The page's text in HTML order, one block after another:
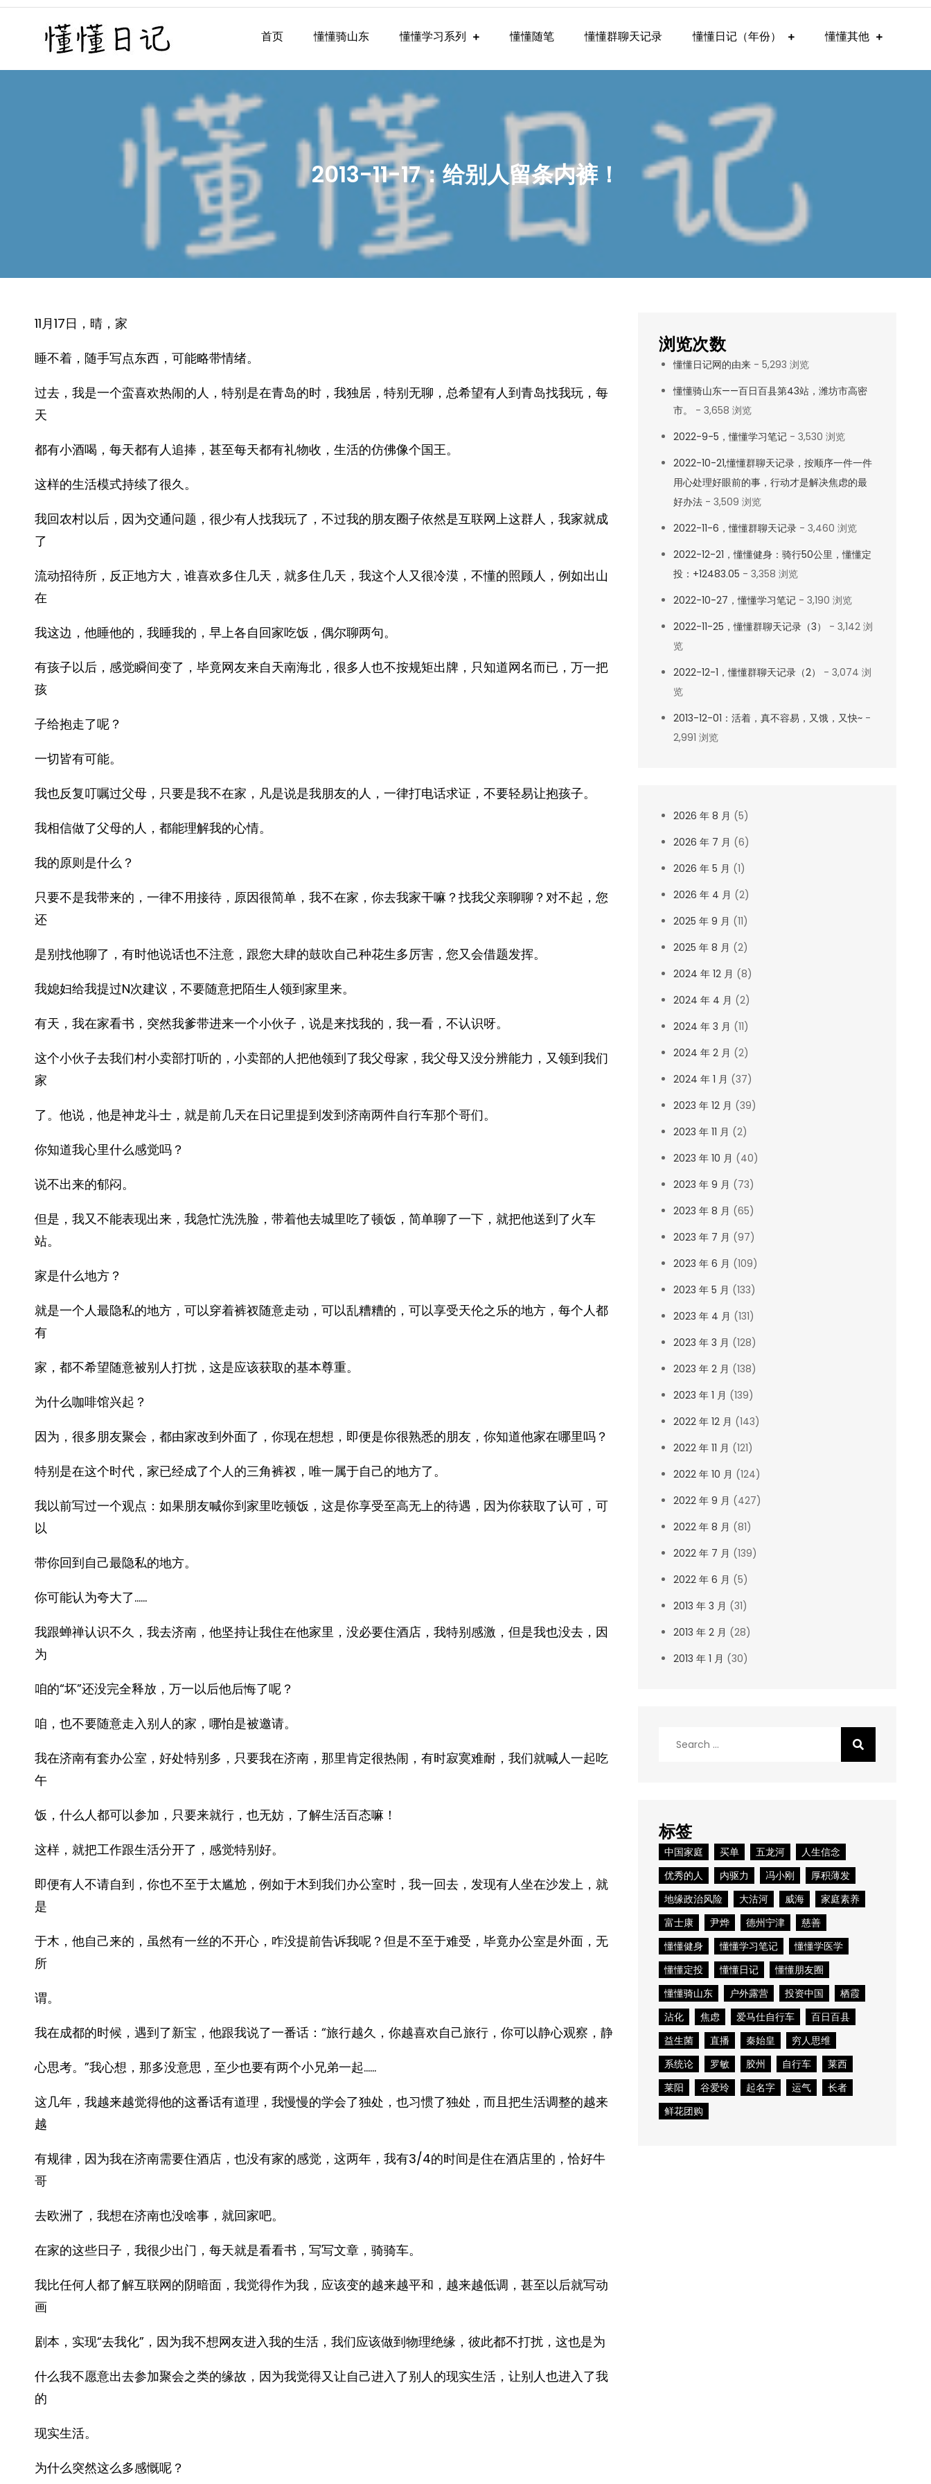
Skip
懂懂日记
懂懂日记网每天同步更新懂懂学习群内容
首页 懂懂骑山东 懂懂学习系列 懂懂随笔 懂懂群聊天记录 懂懂日记（年份） 懂懂其他
2013-11-17：给别人留条内裤！
11月17日，晴，家
睡不着，随手写点东西，可能略带情绪。
过去，我是一个蛮喜欢热闹的人，特别是在青岛的时，我独居，特别无聊，总希望有人到青岛找我玩，每
天
都有小酒喝，每天都有人追捧，甚至每天都有礼物收，生活的仿佛像个国王。
这样的生活模式持续了很久。
我回农村以后，因为交通问题，很少有人找我玩了，不过我的朋友圈子依然是互联网上这群人，我家就成
了
流动招待所，反正地方大，谁喜欢多住几天，就多住几天，我这个人又很冷漠，不懂的照顾人，例如出山
在
我这边，他睡他的，我睡我的，早上各自回家吃饭，偶尔聊两句。
有孩子以后，感觉瞬间变了，毕竟网友来自天南海北，很多人也不按规矩出牌，只知道网名而已，万一把
孩
子给抱走了呢？
一切皆有可能。
我也反复叮嘱过父母，只要是我不在家，凡是说是我朋友的人，一律打电话求证，不要轻易让抱孩子。
我相信做了父母的人，都能理解我的心情。
我的原则是什么？
只要不是我带来的，一律不用接待，原因很简单，我不在家，你去我家干嘛？找我父亲聊聊？对不起，您
还
是别找他聊了，有时他说话也不注意，跟您大肆的鼓吹自己种花生多厉害，您又会借题发挥。
我媳妇给我提过N次建议，不要随意把陌生人领到家里来。
有天，我在家看书，突然我爹带进来一个小伙子，说是来找我的，我一看，不认识呀。
这个小伙子去我们村小卖部打听的，小卖部的人把他领到了我父母家，我父母又没分辨能力，又领到我们
家
了。他说，他是神龙斗士，就是前几天在日记里提到发到济南两件自行车那个哥们。
你知道我心里什么感觉吗？
说不出来的郁闷。
但是，我又不能表现出来，我急忙洗洗脸，带着他去城里吃了顿饭，简单聊了一下，就把他送到了火车
站。
家是什么地方？
就是一个人最隐私的地方，可以穿着裤衩随意走动，可以乱糟糟的，可以享受天伦之乐的地方，每个人都
有
家，都不希望随意被别人打扰，这是应该获取的基本尊重。
为什么咖啡馆兴起？
因为，很多朋友聚会，都由家改到外面了，你现在想想，即便是你很熟悉的朋友，你知道他家在哪里吗？
特别是在这个时代，家已经成了个人的三角裤衩，唯一属于自己的地方了。
我以前写过一个观点：如果朋友喊你到家里吃顿饭，这是你享受至高无上的待遇，因为你获取了认可，可
以
带你回到自己最隐私的地方。
你可能认为夸大了……
我跟蝉禅认识不久，我去济南，他坚持让我住在他家里，没必要住酒店，我特别感激，但是我也没去，因
为
咱的“坏”还没完全释放，万一以后他后悔了呢？
咱，也不要随意走入别人的家，哪怕是被邀请。
我在济南有套办公室，好处特别多，只要我在济南，那里肯定很热闹，有时寂寞难耐，我们就喊人一起吃
午
饭，什么人都可以参加，只要来就行，也无妨，了解生活百态嘛！
这样，就把工作跟生活分开了，感觉特别好。
即便有人不请自到，你也不至于太尴尬，例如于木到我们办公室时，我一回去，发现有人坐在沙发上，就
是
于木，他自己来的，虽然有一丝的不开心，咋没提前告诉我呢？但是不至于难受，毕竟办公室是外面，无
所
谓。
我在成都的时候，遇到了新宝，他跟我说了一番话：“旅行越久，你越喜欢自己旅行，你可以静心观察，静
心思考。”我心想，那多没意思，至少也要有两个小兄弟一起……
这几年，我越来越觉得他的这番话有道理，我慢慢的学会了独处，也习惯了独处，而且把生活调整的越来
越
有规律，因为我在济南需要住酒店，也没有家的感觉，这两年，我有3/4的时间是住在酒店里的，恰好牛
哥
去欧洲了，我想在济南也没啥事，就回家吧。
在家的这些日子，我很少出门，每天就是看看书，写写文章，骑骑车。
我比任何人都了解互联网的阴暗面，我觉得作为我，应该变的越来越平和，越来越低调，甚至以后就写动
画
剧本，实现“去我化”，因为我不想网友进入我的生活，我们应该做到物理绝缘，彼此都不打扰，这也是为
什么我不愿意出去参加聚会之类的缘故，因为我觉得又让自己进入了别人的现实生活，让别人也进入了我
的
现实生活。
为什么突然这么多感慨呢？
浏览次数
懂懂日记网的由来- 5,293 浏览
懂懂骑山东——百日百县第43站，潍坊市高密
市。
- 3,658 浏览
2022-9-5，懂懂学习笔记- 3,530 浏览
2022-10-21,懂懂群聊天记录，按顺序一件一件
用心处理好眼前的事，行动才是解决焦虑的最
好办法- 3,509 浏览
2022-11-6，懂懂群聊天记录- 3,460 浏览
2022-12-21，懂懂健身：骑行50公里，懂懂定
投：+12483.05 - 3,358 浏览
2022-10-27，懂懂学习笔记- 3,190 浏览
2022-11-25，懂懂群聊天记录（3）
- 3,142 浏
览
2022-12-1，懂懂群聊天记录（2）
- 3,074 浏
览
2013-12-01：活着，真不容易，又饿，又快~-
2,991 浏览
2026 年 8 月 (5)
2026 年 7 月 (6)
2026 年 5 月 (1)
2026 年 4 月 (2)
2025 年 9 月 (11)
2025 年 8 月 (2)
2024 年 12 月 (8)
2024 年 4 月 (2)
2024 年 3 月 (11)
2024 年 2 月 (2)
2024 年 1 月 (37)
2023 年 12 月 (39)
2023 年 11 月 (2)
2023 年 10 月 (40)
2023 年 9 月 (73)
2023 年 8 月 (65)
2023 年 7 月 (97)
2023 年 6 月 (109)
2023 年 5 月 (133)
2023 年 4 月 (131)
2023 年 3 月 (128)
2023 年 2 月 (138)
2023 年 1 月 (139)
2022 年 12 月 (143)
2022 年 11 月 (121)
2022 年 10 月 (124)
2022 年 9 月 (427)
2022 年 8 月 (81)
2022 年 7 月 (139)
2022 年 6 月 (5)
2013 年 3 月 (31)
2013 年 2 月 (28)
2013 年 1 月 (30)
标签
中国家庭 买单 五龙河
人生信念
优秀的人
内驱力 冯小刚
厚积薄发
地缘政治风险
大沽河 威海
家庭素养
富士康
尹烨 德州宁津
慈善
懂懂健身
懂懂学习笔记
懂懂学医学
懂懂定投
懂懂日记
懂懂朋友圈
懂懂骑山东
户外露营 投资中国
栖霞
沾化
焦虑 爱马仕自行车
百日百县
益生菌
直播 秦始皇
穷人思维
系统论
罗敏 胶州 自行车
莱西
莱阳
谷爱玲 起名字 运气
长者
鲜花团购